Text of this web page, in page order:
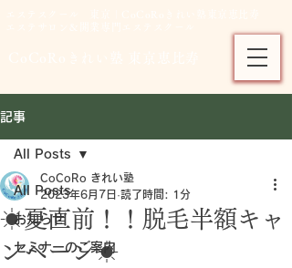
記事
All Posts
お知らせ
セミナーのご案内
All Posts
☀夏直前！！脱毛半額キャ
ンペーン☀
CoCoRo きれい塾
2023年6月7日 読了時間: 1分